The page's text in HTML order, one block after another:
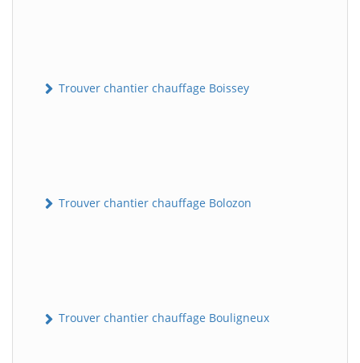
Trouver chantier chauffage Boissey
Trouver chantier chauffage Bolozon
Trouver chantier chauffage Bouligneux